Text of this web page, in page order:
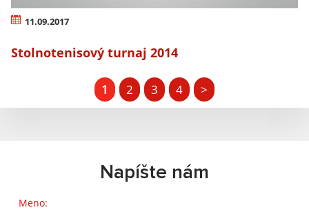
11.09.2017
Stolnotenisový turnaj 2014
1 2 3 4 >
Napíšte nám
Meno: